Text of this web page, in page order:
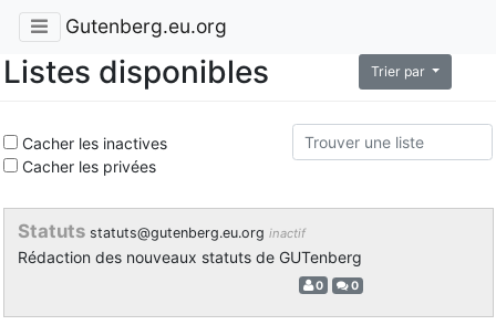
Gutenberg.eu.org
Listes disponibles Trier par
Cacher les inactives
Cacher les privées
Statuts statuts@gutenberg.eu.org inactif
Rédaction des nouveaux statuts de GUTenberg
0 0